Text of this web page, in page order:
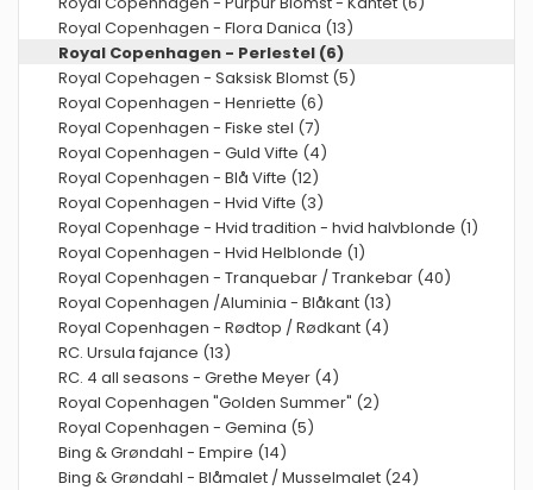
Royal Copenhagen - Flora Danica (13)
Royal Copenhagen - Perlestel (6)
Royal Copehagen - Saksisk Blomst (5)
Royal Copenhagen - Henriette (6)
Royal Copenhagen - Fiske stel (7)
Royal Copenhagen - Guld Vifte (4)
Royal Copenhagen - Blå Vifte (12)
Royal Copenhagen - Hvid Vifte (3)
Royal Copenhage - Hvid tradition - hvid halvblonde (1)
Royal Copenhagen - Hvid Helblonde (1)
Royal Copenhagen - Tranquebar / Trankebar (40)
Royal Copenhagen /Aluminia - Blåkant (13)
Royal Copenhagen - Rødtop / Rødkant (4)
RC. Ursula fajance (13)
RC. 4 all seasons - Grethe Meyer (4)
Royal Copenhagen "Golden Summer" (2)
Royal Copenhagen - Gemina (5)
Bing & Grøndahl - Empire (14)
Bing & Grøndahl - Blåmalet / Musselmalet (24)